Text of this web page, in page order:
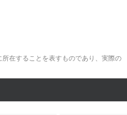
在することを表すものであり、実際の